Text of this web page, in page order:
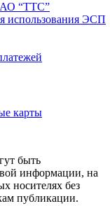
“ТТС”
использования ЭСП
карты
быть
информации, на
носителях без
публикации.